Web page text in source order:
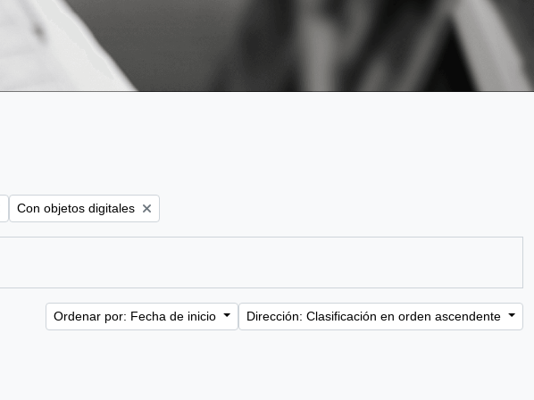
Remove filter:
Con objetos digitales
Ordenar por: Fecha de inicio Dirección: Clasificación en orden ascendente